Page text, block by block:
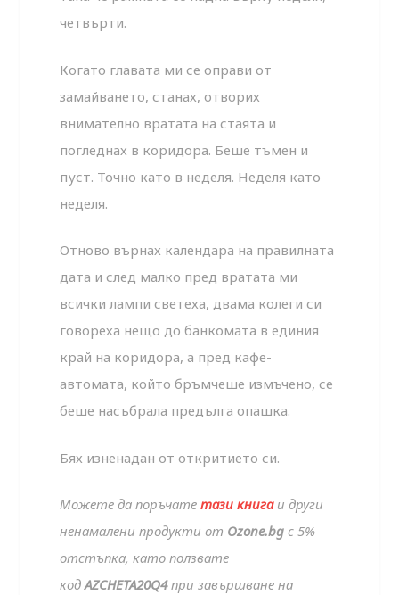
четвърти.
Когато главата ми се оправи от
замайването, станах, отворих
внимателно вратата на стаята и
погледнах в коридора. Беше тъмен и
пуст. Точно като в неделя. Неделя като
неделя.
Отново върнах календара на правилната
дата и след малко пред вратата ми
всички лампи светеха, двама колеги си
говореха нещо до банкомата в единия
край на коридора, а пред кафе-
автомата, който бръмчеше измъчено, се
беше насъбрала предълга опашка.
Бях изненадан от откритието си.
Можете да поръчатетази книгаи други
ненамалени продукти от Ozone.bg с 5%
отстъпка, като ползвате
кодAZCHETA20Q4при завършване на